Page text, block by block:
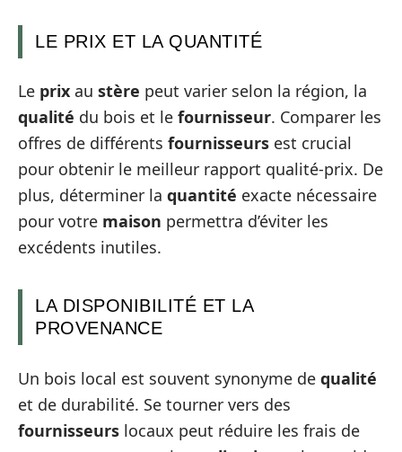
LE PRIX ET LA QUANTITÉ
Le prix au stère peut varier selon la région, la
qualité du bois et le fournisseur. Comparer les
offres de différents fournisseurs est crucial
pour obtenir le meilleur rapport qualité-prix. De
plus, déterminer la quantité exacte nécessaire
pour votre maison permettra d’éviter les
excédents inutiles.
LA DISPONIBILITÉ ET LA
PROVENANCE
Un bois local est souvent synonyme de qualité
et de durabilité. Se tourner vers des
fournisseurs locaux peut réduire les frais de